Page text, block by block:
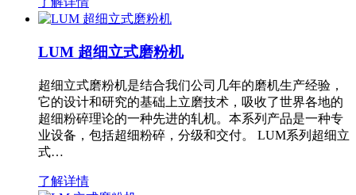
LUM 超细立式磨粉机
超细立式磨粉机是结合我们公司几年的磨机生产经验，
它的设计和研究的基础上立磨技术，吸收了世界各地的
超细粉碎理论的一种先进的轧机。本系列产品是一种专
业设备，包括超细粉碎，分级和交付。 LUM系列超细立
式…
了解详情